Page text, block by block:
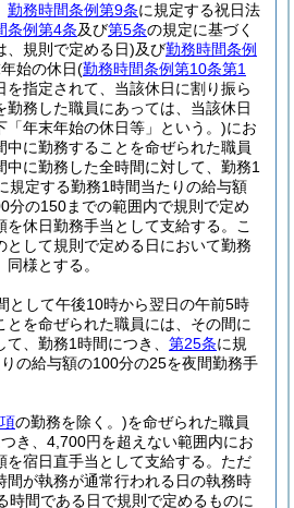
勤務時間条例第9条に規定する祝日法
条例第4条及び第5条の規定に基づく
、規則で定める日)及び勤務時間条例
始の休日(勤務時間条例第10条第1
を指定されて、当該休日に割り振ら
勤務した職員にあっては、当該休日
「年末年始の休日等」という。)にお
中に勤務することを命ぜられた職員
中に勤務した全時間に対して、勤務1
規定する勤務1時間当たりの給与額
分の150までの範囲内で規則で定め
休日勤務手当として支給する。
こ
として規則で定める日において勤務
様とする。
として午後10時から翌日の午前5時
とを命ぜられた職員には、その間に
、勤務1時間につき、 第25条に規
の給与額の100分の25を夜間勤務手
の勤務を除く。)を命ぜられた職員
き、4,700円を超えない範囲内にお
宿日直手当として支給する。 ただ
間が執務が通常行われる日の執務時
時間である日で規則で定めるものに